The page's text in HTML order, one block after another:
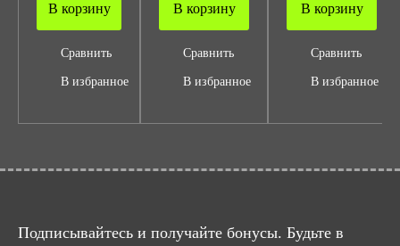
В корзину
Сравнить
В избранное
В корзину
Сравнить
В избранное
В корзину
Сравнить
В избранное
Подписывайтесь и получайте бонусы. Будьте в